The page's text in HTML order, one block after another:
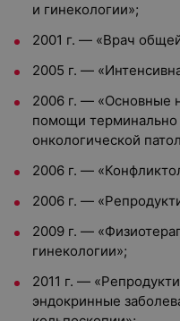
и гинекологии»;
2001 г. — «Врач
2005 г. —
2006 г. — «Основные
помощи
онкологической
2006 г. —
2006 г. —
2009 г. —
гинекологии»;
2011 г. —
эндокринные